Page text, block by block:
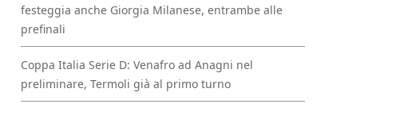
festeggia anche Giorgia Milanese, entrambe alle
prefinali
Coppa Italia Serie D: Venafro ad Anagni nel
preliminare, Termoli già al primo turno